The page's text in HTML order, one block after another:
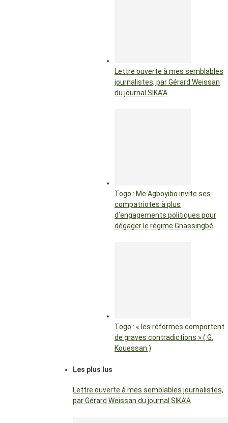
Lettre ouverte à mes semblables
journalistes, par Gérard Weissan
du journal SIKA’A
Togo : Me Agboyibo invite ses
compatriotes à plus
d’engagements politiques pour
dégager le régime Gnassingbé
Togo : « les réformes comportent
de graves contradictions » ( G.
Kouessan )
Les plus lus
Lettre ouverte à mes semblables journalistes,
par Gérard Weissan du journal SIKA’A